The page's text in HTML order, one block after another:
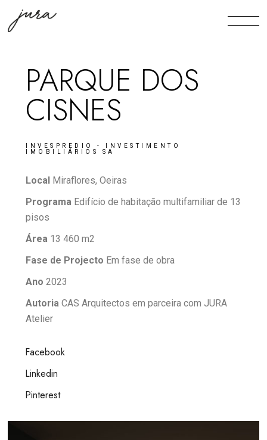
PARQUE DOS
CISNES
INVESPREDIO - INVESTIMENTO
IMOBILIÁRIOS SA
Local Miraflores, Oeiras
Programa Edifício de habitação multifamiliar de 13
pisos
Área 13 460 m2
Fase de Projecto Em fase de obra
Ano2023
AutoriaCAS Arquitectos em parceira com JURA
Atelier
Facebook
Linkedin
Pinterest